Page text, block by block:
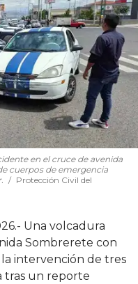
en el cruce de avenida
cuerpos de emergencia
Protección Civil del
Una volcadura
Sombrerete con
intervención de tres
tras un reporte